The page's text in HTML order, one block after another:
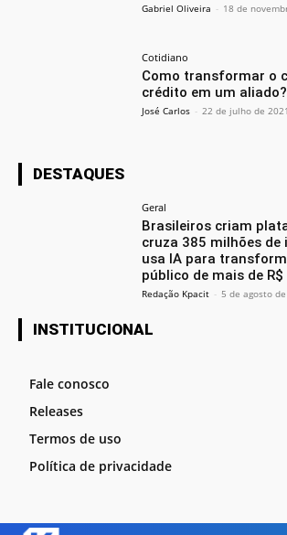
Gabriel Oliveira - 18 de
Cotidiano
Como transformar o
crédito em um aliado?
José Carlos - 22 de julho de 2021
DESTAQUES
Geral
Brasileiros criam
cruza 385 milhões de
usa IA para
público de mais de
Redação Kpacit - 5 de agosto
INSTITUCIONAL
Fale conosco
Releases
Termos de uso
Política de privacidade